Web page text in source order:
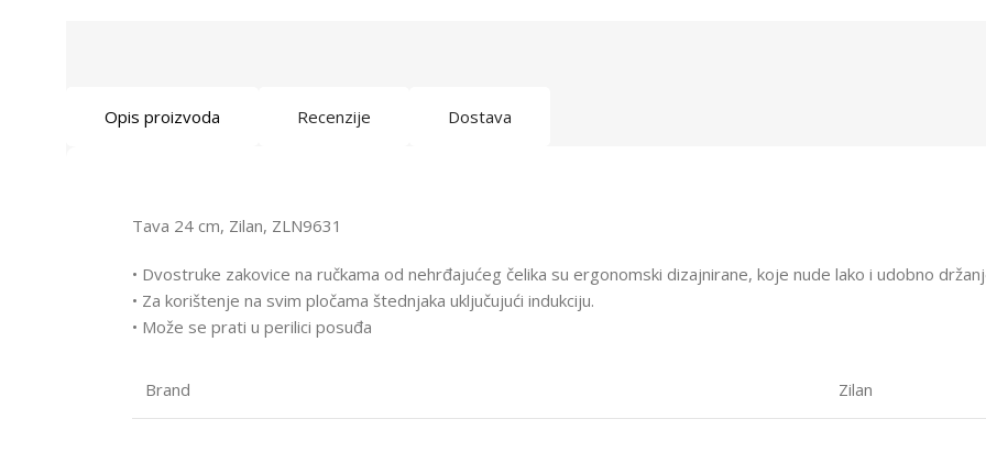
Opis proizvoda Recenzije Dostava
Tava 24 cm, Zilan, ZLN9631
• Dvostruke zakovice na ručkama od nehrđajućeg čelika su ergonomski dizajnirane, koje nude lako i udobno
• Za korištenje na svim pločama štednjaka uključujući indukciju.
• Može se prati u perilici posuđa
Brand Zilan